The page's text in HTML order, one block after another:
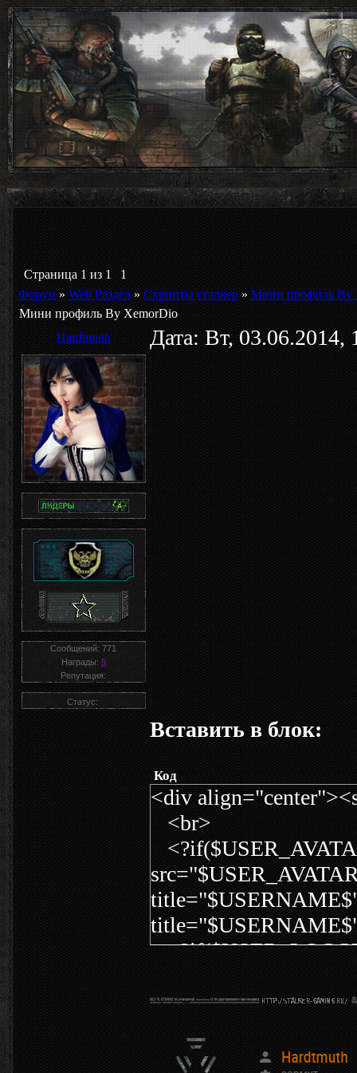
Страница 1 из 1
1
Форум » Web Раздел » Скрипты сталкер » Мини профиль By
Мини профиль By XemorDio
Hardtmuth
Дата: Вт,
Сообщений:771
Награды: 5
Репутация:
Статус:
Вставить в блок:
Код
<div
<br>
<br>Ты здесь:
src="http://